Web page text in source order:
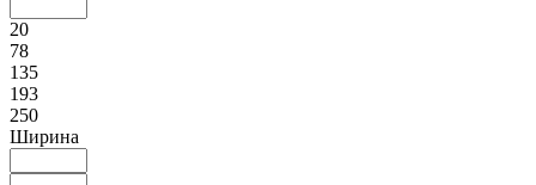
20
78
135
193
250
Ширина